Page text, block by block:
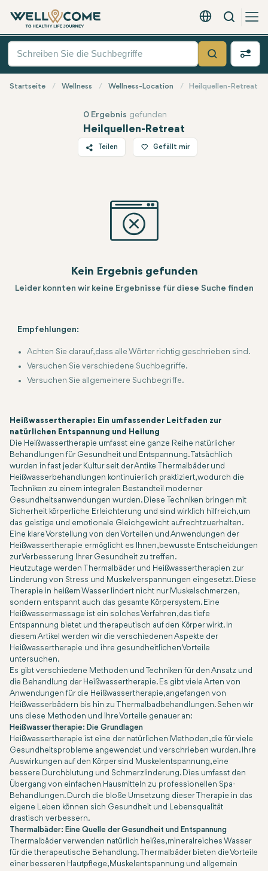
Deutsch - EUR
Suche
Quick
Suche
Startseite Wellness Wellness-Location Heilquellen-Retreat
Heilquellen-Retreat
0 Ergebnis gefunden
Teilen
WhatsApp
Gefällt mir
Kein Ergebnis gefunden
Leider konnten wir keine Ergebnisse für diese Suche finden
Empfehlungen:
Achten Sie darauf, dass alle Wörter richtig geschrieben sind.
Versuchen Sie verschiedene Suchbegriffe.
Versuchen Sie allgemeinere Suchbegriffe.
Heißwassertherapie: Ein umfassender Leitfaden zur
natürlichen Entspannung und Heilung
Die Heißwassertherapie umfasst eine ganze Reihe natürlicher
Behandlungen für Gesundheit und Entspannung. Tatsächlich
wurden in fast jeder Kultur seit der Antike Thermalbäder und
Heißwasserbehandlungen kontinuierlich praktiziert, wodurch die
Techniken zu einem integralen Bestandteil moderner
Gesundheitsanwendungen wurden. Diese Techniken bringen mit
Sicherheit körperliche Erleichterung und sind wirklich hilfreich, um
das geistige und emotionale Gleichgewicht aufrechtzuerhalten.
Eine klare Vorstellung von den Vorteilen und Anwendungen der
Heißwassertherapie ermöglicht es Ihnen, bewusste Entscheidungen
zur Verbesserung Ihrer Gesundheit zu treffen.
Heutzutage werden Thermalbäder und Heißwassertherapien zur
Linderung von Stress und Muskelverspannungen eingesetzt. Diese
Therapie in heißem Wasser lindert nicht nur Muskelschmerzen,
sondern entspannt auch das gesamte Körpersystem. Eine
Heißwassermassage ist ein solches Verfahren, das tiefe
Entspannung bietet und therapeutisch auf den Körper wirkt. In
diesem Artikel werden wir die verschiedenen Aspekte der
Heißwassertherapie und ihre gesundheitlichen Vorteile
untersuchen.
Es gibt verschiedene Methoden und Techniken für den Ansatz und
die Behandlung der Heißwassertherapie. Es gibt viele Arten von
Anwendungen für die Heißwassertherapie, angefangen von
Heißwasserbädern bis hin zu Thermalbadbehandlungen. Sehen wir
uns diese Methoden und ihre Vorteile genauer an:
Heißwassertherapie: Die Grundlagen
Heißwassertherapie ist eine der natürlichen Methoden, die für viele
Gesundheitsprobleme angewendet und verschrieben wurden. Ihre
Auswirkungen auf den Körper sind Muskelentspannung, eine
bessere Durchblutung und Schmerzlinderung. Dies umfasst den
Übergang von einfachen Hausmitteln zu professionellen Spa-
Behandlungen. Durch die bloße Umsetzung dieser Therapie in das
eigene Leben können sich Gesundheit und Lebensqualität
drastisch verbessern.
Thermalbäder: Eine Quelle der Gesundheit und Entspannung
Thermalbäder verwenden natürlich heißes, mineralreiches Wasser
für die therapeutische Behandlung. Thermalbäder bieten die Vorteile
einer besseren Hautpflege, Muskelentspannung und allgemein